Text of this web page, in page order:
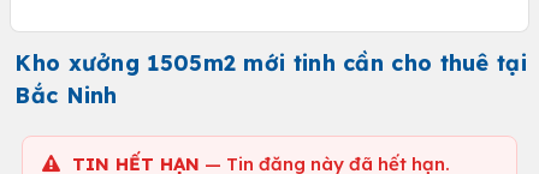
Kho xưởng 1505m2 mới tinh cần cho thuê tại
Bắc Ninh
TIN HẾT HẠN — Tin đăng này đã hết hạn.